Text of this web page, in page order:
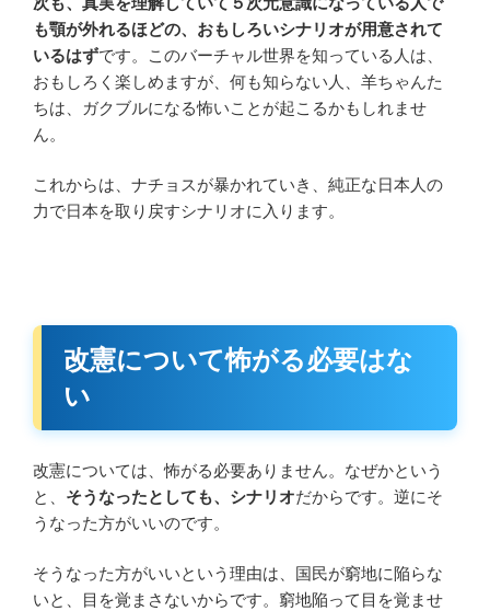
も顎が外れるほどの、おもしろいシナリオが用意されて
いるはずです。このバーチャル世界を知っている人は、
おもしろく楽しめますが、何も知らない人、羊ちゃんた
ちは、ガクブルになる怖いことが起こるかもしれませ
ん。
これからは、ナチョスが暴かれていき、純正な日本人の
力で日本を取り戻すシナリオに入ります。
改憲について怖がる必要はな
い
改憲については、怖がる必要ありません。なぜかという
と、 そうなったとしても、シナリオだからです。逆にそ
うなった方がいいのです。
そうなった方がいいという理由は、国民が窮地に陥らな
いと、目を覚まさないからです。窮地陥って目を覚ませ